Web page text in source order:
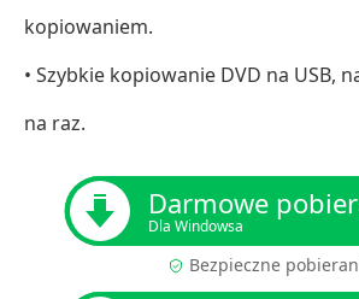
kopiowaniem.
• Szybkie kopiowanie DVD na USB,
na raz.
Darmowe
Dla Windowsa
Bezpieczne